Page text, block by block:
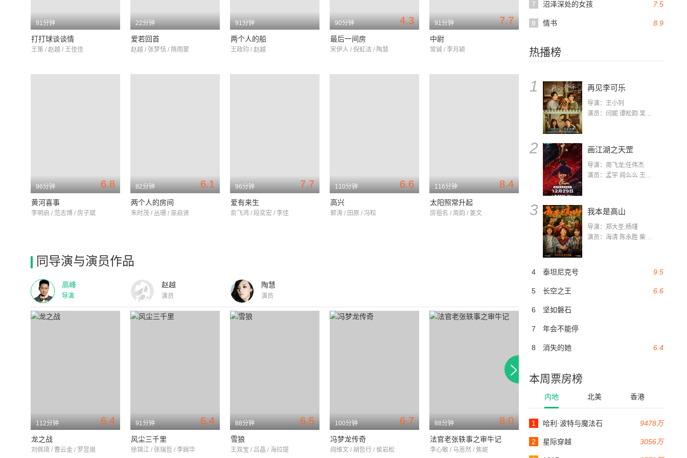
7.5
7 沼泽深处的女孩
8.9
8 情书
热播榜
1 再见李可乐
导演：王小列
演员：闫妮 谭松韵 吴京 蒋龙 赵小棠 冯雷 李虎城 平安 小七 小可乐
2 画江湖之天罡
导演：周飞龙;任伟杰
演员：孟宇 阎么么 王凯 郭政建 阎萌萌 杨默 高枫 齐斯伽 刘芊含 马程
3 我本是高山
导演：郑大圣;杨瑾
演员：海清 陈永胜 柴烨 王玥婷 万国鹏 美朵达瓦 赵瑞婷 罗解艳 郭莉娜 潘家艳
9.5
4 泰坦尼克号
6.6
5 长空之王
6 坚如磐石
7 年会不能停
6.4
8 消失的她
本周票房榜
内地 北美 香港
9478万
1 哈利·波特与魔法石
3056万
2 星际穿越
91分钟
打打球谈谈情
王策 / 赵越 / 王佳佳
22分钟
爱若回首
赵越 / 张梦恬 / 隋雨蒙
91分钟
两个人的船
王政钧 / 赵越
4.3
90分钟
最后一间房
宋伊人 / 倪虹洁 / 陶慧
7.7
91分钟
中尉
常铖 / 李月颖
6.8
96分钟
黄河喜事
李明启 / 范志博 / 房子斌
6.1
82分钟
两个人的房间
朱时茂 / 丛珊 / 巫启贤
7.7
96分钟
爱有来生
俞飞鸿 / 段奕宏 / 李佳
6.6
110分钟
高兴
郭涛 / 田原 / 冯粒
8.4
116分钟
太阳照常升起
房祖名 / 周韵 / 姜文
同导演与演员作品
高峰
导演
赵越
演员
陶慧
演员
6.4
112分钟
龙之战
刘佩琦 / 曹云金 / 罗昱焜
6.4
91分钟
风尘三千里
徐锦江 / 张瑞哲 / 李婉华
6.5
88分钟
雪狼
王双宝 / 吕晶 / 海拉提
6.7
100分钟
冯梦龙传奇
阎维文 / 胡哲行 / 侯岩松
8.0
88分钟
法官老张轶事之审牛记
李心敏 / 马恩然 / 焦妮
夺金
92分钟
美丽家园